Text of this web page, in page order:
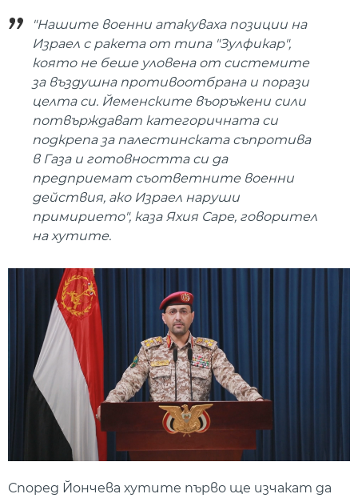
"Нашите военни атакуваха позиции на
Израел с ракета от типа "Зулфикар",
която не беше уловена от системите
за въздушна противоотбрана и порази
целта си. Йеменските въоръжени сили
потвърждават категоричната си
подкрепа за палестинската съпротива
в Газа и готовността си да
предприемат съответните военни
действия, ако Израел наруши
примирието", каза Яхия Саре, говорител
на хутите.
Според Йончева хутите първо ще изчакат да